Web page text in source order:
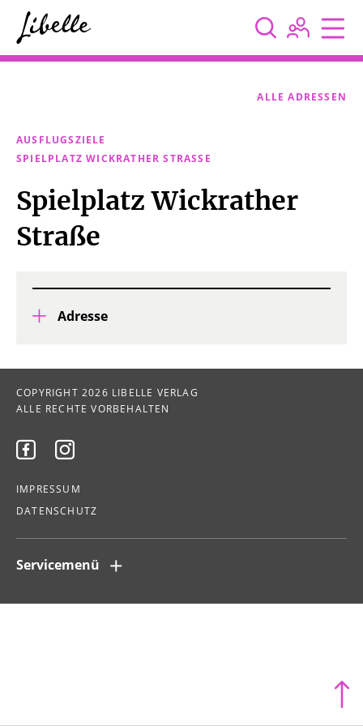
  
AUSFLUGSZIELE
SPIELPLATZ WICKRATHER STRASSE
ALLE ADRESSEN
Spielplatz Wickrather
Straße
Adresse
COPYRIGHT 2026 LIBELLE VERLAG
ALLE RECHTE VORBEHALTEN
 
IMPRESSUM
DATENSCHUTZ
Servicemenü